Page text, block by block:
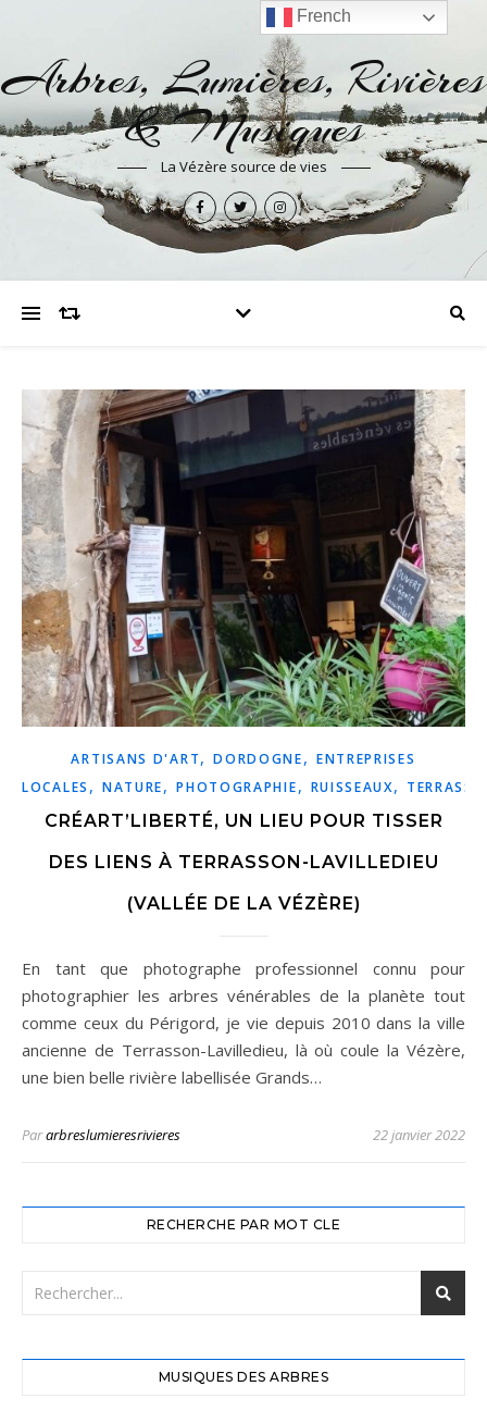
Arbres, Lumières, Rivières
& Musiques
La Vézère source de vies
ARTISANS D'ART,DORDOGNE, ENTREPRISES
LOCALES , NATURE,PHOTOGRAPHIE, RUISSEAUX,
CRÉART’LIBERTÉ, UN LIEU POUR TISSER
DES LIENS À TERRASSON-LAVILLEDIEU
(VALLÉE DE LA VÉZÈRE)
En tant que photographe professionnel connu pour
photographier les arbres vénérables de la planète tout
comme ceux du Périgord, je vie depuis 2010 dans la ville
ancienne de Terrasson-Lavilledieu, là où coule la Vézère,
une bien belle rivière labellisée Grands…
Pararbreslumieresrivieres 22 janvier 2022
RECHERCHE PAR MOT CLE
MUSIQUES DES ARBRES
French